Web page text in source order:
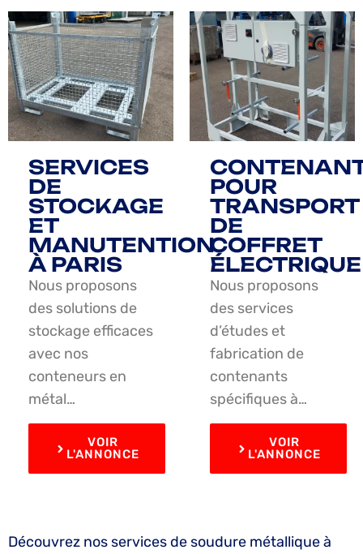
SERVICES
DE
STOCKAGE
ET
MANUTENTION
À PARIS
Nous proposons
des solutions de
stockage efficaces
avec nos
conteneurs en
métal…
VOIR
L'ANNONCE
POUR
TRANSPORT
DE
COFFRET
ÉLECTRIQUE
Nous proposons
des services
d’études et
fabrication de
contenants
spécifiques à…
VOIR
L'ANNONCE
Découvrez nos services de soudure métallique à